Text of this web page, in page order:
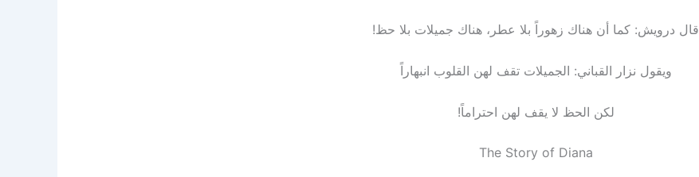
قال درويش: كما أن هناك زهوراً بلا عطر، هناك جميلات بلا حظ!
ويقول نزار القباني: الجميلات تقف لهن القلوب انبهاراً
لكن الحظ لا يقف لهن احتراماً!
The Story of Diana